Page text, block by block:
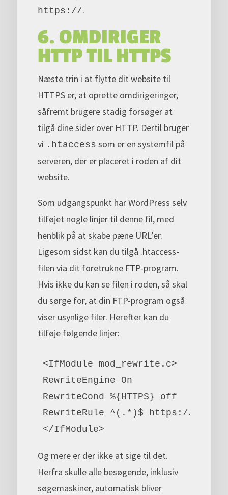
https://.
6. OMDIRIGER
HTTP TIL HTTPS
Næste trin i at flytte dit website til
HTTPS er, at oprette omdirigeringer,
såfremt brugere stadig forsøger at
tilgå dine sider over HTTP. Dertil bruger
vi .htaccess som er en systemfil på
serveren, der er placeret i roden af dit
website.
Som udgangspunkt har WordPress selv
tilføjet nogle linjer til denne fil, med
henblik på at skabe pæne URL’er.
Ligesom sidst kan du tilgå .htaccess-
filen via dit foretrukne FTP-program.
Hvis ikke du kan se filen i roden, så skal
du sørge for, at din FTP-program også
viser usynlige filer. Herefter kan du
tilføje følgende linjer:
<IfModule mod_rewrite.c>
RewriteEngine On
RewriteCond %{HTTPS} off
RewriteRule ^(.*)$ https://
</IfModule>
Og mere er der ikke at sige til det.
Herfra skulle alle besøgende, inklusiv
søgemaskiner, automatisk bliver